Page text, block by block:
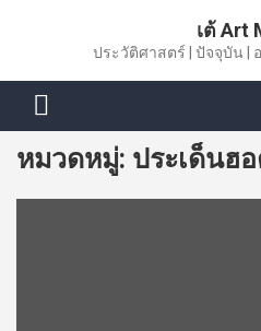
เต้ Art
ประวัติศาสตร์ | ปัจจุบัน |
หมวดหมู่: ประเด็นฮ